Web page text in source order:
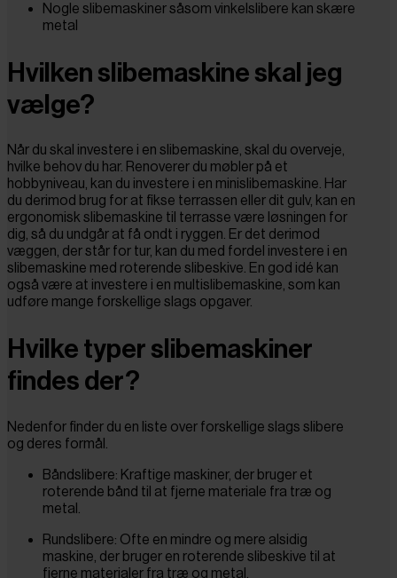
Nogle slibemaskiner såsom vinkelslibere kan skære
metal
Hvilken slibemaskine skal jeg
vælge?
Når du skal investere i en slibemaskine, skal du overveje,
hvilke behov du har. Renoverer du møbler på et
hobbyniveau, kan du investere i en minislibemaskine. Har
du derimod brug for at fikse terrassen eller dit gulv, kan en
ergonomisk slibemaskine til terrasse være løsningen for
dig, så du undgår at få ondt i ryggen. Er det derimod
væggen, der står for tur, kan du med fordel investere i en
slibemaskine med roterende slibeskive. En god idé kan
også være at investere i en multislibemaskine, som kan
udføre mange forskellige slags opgaver.
Hvilke typer slibemaskiner
findes der?
Nedenfor finder du en liste over forskellige slags slibere
og deres formål.
Båndslibere: Kraftige maskiner, der bruger et
roterende bånd til at fjerne materiale fra træ og
metal.
Rundslibere: Ofte en mindre og mere alsidig
maskine, der bruger en roterende slibeskive til at
fjerne materialer fra træ og metal.